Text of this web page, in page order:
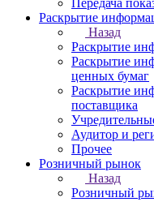
Передача
Раскрытие
Назад
Раскрытие
Раскрытие
ценных бумаг
Раскрытие
поставщика
Аудитор и
Прочее
Розничный рынок
Назад
Розничный